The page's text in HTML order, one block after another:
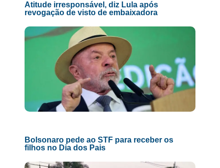
Atitude irresponsável, diz Lula após
revogação de visto de embaixadora
Bolsonaro pede ao STF para receber os
filhos no Dia dos Pais